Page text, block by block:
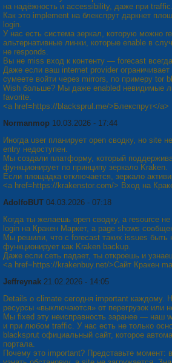
на надёжность и accessibility, даже при traffic.
Как это implement на блекспрут даркнет
login.
У нас есть система зеркал, которую можно
альтернативные линки, которые enable в
не responds.
Вы не miss вход к контенту — forecast
Даже если ваш internet provider
сумеете войти через mirrors, по примеру tor
Wish больше? Мы даже enabled невидимые
favorite.
<a href=https://blacksprul.me/>Блекспрут</a>
Normanmop 10.03.2026 - 17:44
Иногда user планирует open сводку, но site
entry недоступен.
Мы создали платформу, который
функционирует по принципу зеркало Kraken.
Если площадка отключается, зеркало
<a href=https://krakenstor.com/> Вход на
AdolfoBUT 04.03.2026 - 07:18
Когда ты желaешь open сводку, а resource
login на Кракен Маркет, а page shows
Мы решили, что с forecast таких issues быть
функционирует как Kraken backup.
Даже если сеть падает, ты откроешь и
<a href=https://krakenbuy.net/>Сайт Кракен
Jeffreynak 21.02.2026 - 14:05
Details о climate сегодня important каждому.
ресурсы «выключаются» от перегрузок или
Мы fixed эту неисправность заранее — наш
и при любом traffic. У нас есть не только
blacksprut официальный сайт, которое
портала.
Почему это important? Представьте момент: